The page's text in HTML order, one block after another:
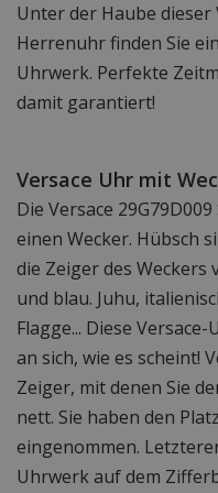
Unter der Haube dieser
Herrenuhr finden Sie
Uhrwerk. Perfekte
damit garantiert!
Versace Uhr mit
Die Versace
einen Wecker. Hübsch
die Zeiger des
und blau. Juhu,
Flagge... Diese
an sich, wie es scheint!
Zeiger, mit denen Sie
nett. Sie haben den
eingenommen.
Uhrwerk auf dem